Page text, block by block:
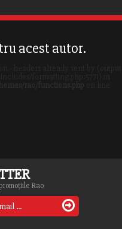
acest autor.
Rao